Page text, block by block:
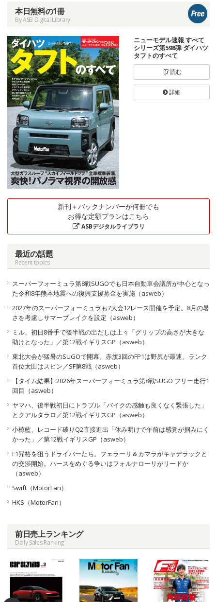
本日無料の1冊
By ASB Digital Library
ニューモデル速報 すべて
シリーズ第598弾 ダイハツ
タフトのすべて
読む
詳細
新刊＋バックナンバーが何冊でも
お得な定額プランはこちら
ASBデジタルライブラリ
最近の話題
Recent topics
スーパーフォーミュラ第8戦SUGOでも日本自動車会議所が中心となっ
た令和8年熊本地震への復興支援募金を実施（asweb）
2027年のスーパーフォーミュラも7大会12レース開催を予定。8月の暑
さを考慮しサマーブレイクを設定（asweb）
ミル、初日8番手で後半戦の出だしは上々「グリップの高さが大きな
助けとなった」／第12戦イギリスGP（asweb）
東北大会が猛暑のSUGOで開幕。赤旗3回のFP1は野尻が最速、ランク
首位太田はスピン／SF第8戦（asweb）
【タイム結果】2026年スーパーフォーミュラ第8戦SUGO フリー走行1
回目（asweb）
ヤマハ、後半戦初日にトラブル「バイクの感触も良くなく緊張した」
とクアルタラロ／第12戦イギリスGP（asweb）
小椋藍、レコード破りQ2直接進出「休み明けで午前は感覚が掴みにく
かった」／第12戦イギリスGP（asweb）
F1昇格を狙うドライバーたち。フェラーリ＆カマラがキャデラックと
の交渉開始。ハースをめぐる争いはフォルナローリがリードか
（asweb）
Swift（MotorFan）
HKS（MotorFan）
前日売上ランキング
Daily Sales Ranking